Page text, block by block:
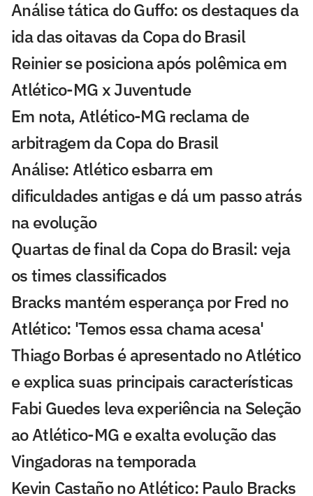
Análise tática do Guffo: os destaques da
ida das oitavas da Copa do Brasil
Reinier se posiciona após polêmica em
Atlético-MG x Juventude
Em nota, Atlético-MG reclama de
arbitragem da Copa do Brasil
Análise: Atlético esbarra em
dificuldades antigas e dá um passo atrás
na evolução
Quartas de final da Copa do Brasil: veja
os times classificados
Bracks mantém esperança por Fred no
Atlético: 'Temos essa chama acesa'
Thiago Borbas é apresentado no Atlético
e explica suas principais características
Fabi Guedes leva experiência na Seleção
ao Atlético-MG e exalta evolução das
Vingadoras na temporada
Kevin Castaño no Atlético: Paulo Bracks